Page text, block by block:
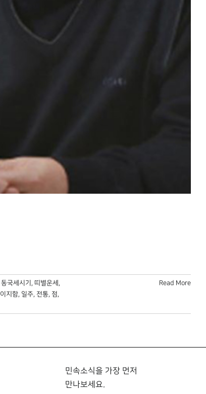
동국세시기 , 띠별운세 ,
이지함, 일주, 전통, 점,
Read More
민속소식을 가장 먼저
만나보세요.